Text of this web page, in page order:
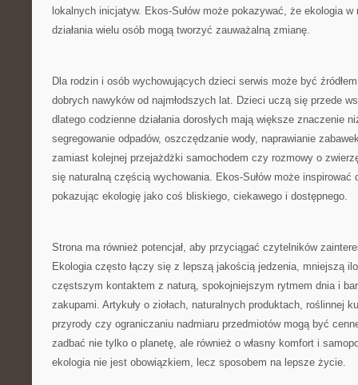
lokalnych inicjatyw. Ekos-Sułów może pokazywać, że ekologia
działania wielu osób mogą tworzyć zauważalną zmianę.
Dla rodzin i osób wychowujących dzieci serwis może być
dobrych nawyków od najmłodszych lat. Dzieci uczą się przede
dlatego codzienne działania dorosłych mają większe znaczenie
segregowanie odpadów, oszczędzanie wody, naprawianie
zamiast kolejnej przejażdżki samochodem czy rozmowy o
się naturalną częścią wychowania. Ekos-Sułów może inspirować
pokazując ekologię jako coś bliskiego, ciekawego i dostępnego.
Strona ma również potencjał, aby przyciągać czytelników
Ekologia często łączy się z lepszą jakością jedzenia, mniejszą
częstszym kontaktem z naturą, spokojniejszym rytmem dnia i
zakupami. Artykuły o ziołach, naturalnych produktach, roślinnej
przyrody czy ograniczaniu nadmiaru przedmiotów mogą być
zadbać nie tylko o planetę, ale również o własny komfort i
ekologia nie jest obowiązkiem, lecz sposobem na lepsze życie.